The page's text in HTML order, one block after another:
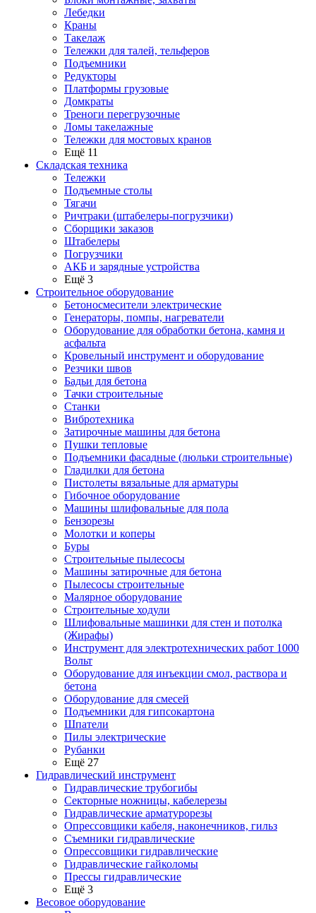
Лебедки
Краны
Такелаж
Тележки для талей, тельферов
Подъемники
Редукторы
Платформы грузовые
Домкраты
Треноги перегрузочные
Ломы такелажные
Тележки для мостовых кранов
Ещё 11
Складская техника
Тележки
Подъемные столы
Тягачи
Ричтраки (штабелеры-погрузчики)
Сборщики заказов
Штабелеры
Погрузчики
АКБ и зарядные устройства
Ещё 3
Строительное оборудование
Бетоносмесители электрические
Генераторы, помпы, нагреватели
Оборудование для обработки бетона, камня и
асфальта
Кровельный инструмент и оборудование
Резчики швов
Бадьи для бетона
Тачки строительные
Станки
Вибротехника
Затирочные машины для бетона
Пушки тепловые
Подъемники фасадные (люльки строительные)
Гладилки для бетона
Пистолеты вязальные для арматуры
Гибочное оборудование
Машины шлифовальные для пола
Бензорезы
Молотки и коперы
Буры
Строительные пылесосы
Машины затирочные для бетона
Пылесосы строительные
Малярное оборудование
Строительные ходули
Шлифовальные машинки для стен и потолка
(Жирафы)
Инструмент для электротехнических работ 1000
Вольт
Оборудование для инъекции смол, раствора и
бетона
Оборудование для смесей
Подъемники для гипсокартона
Шпатели
Пилы электрические
Рубанки
Ещё 27
Гидравлический инструмент
Гидравлические трубогибы
Секторные ножницы, кабелерезы
Гидравлические арматурорезы
Опрессовщики кабеля, наконечников, гильз
Съемники гидравлические
Опрессовщики гидравлические
Гидравлические гайколомы
Прессы гидравлические
Ещё 3
Весовое оборудование